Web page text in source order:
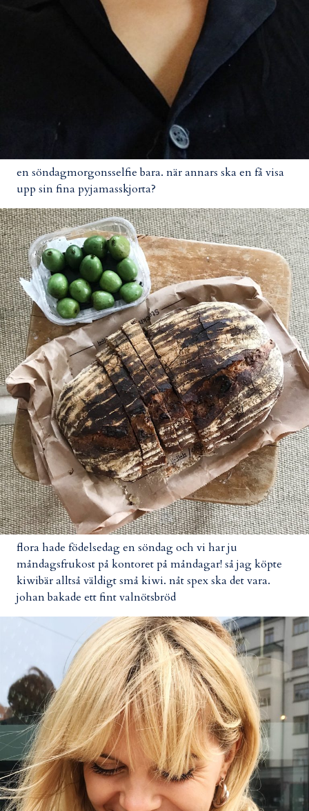
en söndagmorgonsselfie bara. när annars ska en få visa
upp sin fina pyjamasskjorta?
flora hade födelsedag en söndag och vi har ju
måndagsfrukost på kontoret på måndagar! så jag köpte
kiwibär alltså väldigt små kiwi. nåt spex ska det vara.
johan bakade ett fint valnötsbröd